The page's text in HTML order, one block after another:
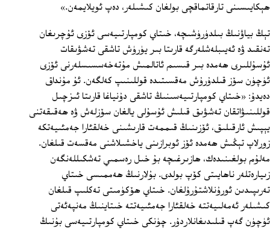
ھېكايىسىنى تارقاتماقچى بولغان كىشىلەر، دەپ ئويلايمەن.»
تېڭ بياۋنىڭ بىلدۈرۈشىچە، خىتاي كومپارتىيەسى ئۆزى ئۇچرىغان
تەنقىد ۋە ئەيىبلەشلەرگە قارىتا بىر يۈرۈش تاشقى تەشۋىقات
ئۇسۇللىرى ھەمدە بىر قىسىم ئاتالمىش مۇتەخەسسىسلەرنى ئۆزى
ئۈچۈن سۆز قىلدۇرۇش مەقسىتىدە قوللىنىپ كەلگەن. ئۇ مۇنداق
دەيدۇ: «خىتاي كومپارتىيەسىنىڭ تاشقى دۇنياغا قارىتا ئىزچىل
قوللىنىۋاتقان تەشۋىق قىلىش ئۇسۇلى يالغان سۆزلەش ۋە ھەقىقەتنى
يېپىش ئارقىلىق، ئۆزىنىڭ قىممەت قارىشىنى خەلقئارا جەمئىيەتكە
زورلاپ تېڭىش ھەمدە ئۆز ئوبرازىنى ياخشىلاشنى مەقسەت قىلغان.
مەلۇم بولغىنىدەك، ھازىرغىچە بۇ خىل رەسمىي تەشكىللەنگەن
زىيارەتلەر ناھايىتى كۆپ بولدى. بۇلارنىڭ ھەممىسى خىتاي
تەرىپىدىن ئورۇنلاشتۇرۇلغان. خىتاي ھۆكۈمىتى تەكلىپ قىلغان
كىشىلەر ئەمەلىيەتتە خەلقئارا جەمئىيەتتە خىتاينىڭ مەنپەئەتى
ئۈچۈن گەپ قىلىدىغانلاردۇر. چۈنكى خىتاي كومپارتىيەسى بۇنىڭ